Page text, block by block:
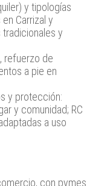
y tipologías
Carrizal y
y
refuerzo de
a pie en
y protección:
y comunidad; RC
a uso
con pymes